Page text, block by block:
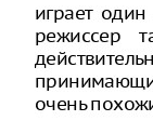
играет
режиссер
очень